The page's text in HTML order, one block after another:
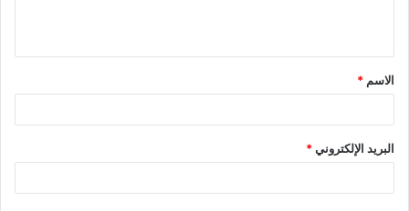
ق
*
الاسم *
البريد الإلكتروني*